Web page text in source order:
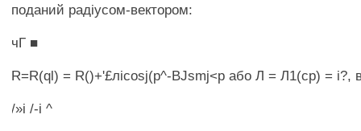
поданий радіусом-вектором:
чГ ■
R=R(ql) = R()+'£лicosj(p^-BJsmj<p або Л = Л1(ср) = і?,
/»і /-і ^